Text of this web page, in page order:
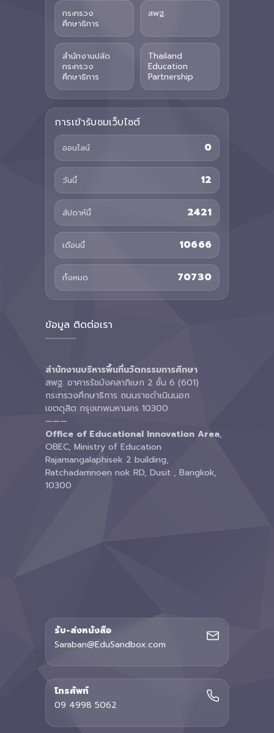
กระทรวง
ศึกษาธิการ
สพฐ.
สำนักงานปลัด
กระทรวง
ศึกษาธิการ
Thailand
Education
Partnership
การเข้ารับชมเว็บไซต์
ออนไลน์ 0
วันนี้ 12
สัปดาห์นี้ 2421
เดือนนี้ 10666
ทั้งหมด 70730
ข้อมูล ติดต่อเรา
สำนักงานบริหารพื้นที่นวัตกรรมการศึกษา
สพฐ. อาคารรัชมังคลาภิเษก 2 ชั้น 6 (601)
กระทรวงศึกษาธิการ ถนนราชดำเนินนอก
เขตดุสิต กรุงเทพมหานคร 10300
———
Office of Educational Innovation Area,
OBEC, Ministry of Education
Rajamangalaphisek 2 building,
Ratchadamnoen nok RD, Dusit , Bangkok,
10300
รับ-ส่งหนังสือ
Saraban@EduSandbox.com
โทรศัพท์
09 4998 5062